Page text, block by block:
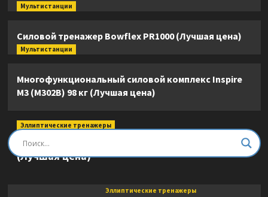
Мультистанции
Силовой тренажер Bowflex PR1000 (Лучшая цена)
Мультистанции
Многофункциональный силовой комплекс Inspire
M3 (M302B) 98 кг (Лучшая цена)
Эллиптические тренажеры
Эллиптический тренажер DFC E8745T
(Лучшая цена)
Эллиптические тренажеры